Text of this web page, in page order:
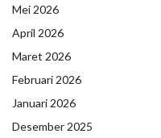
Mei 2026
April 2026
Maret 2026
Februari 2026
Januari 2026
Desember 2025